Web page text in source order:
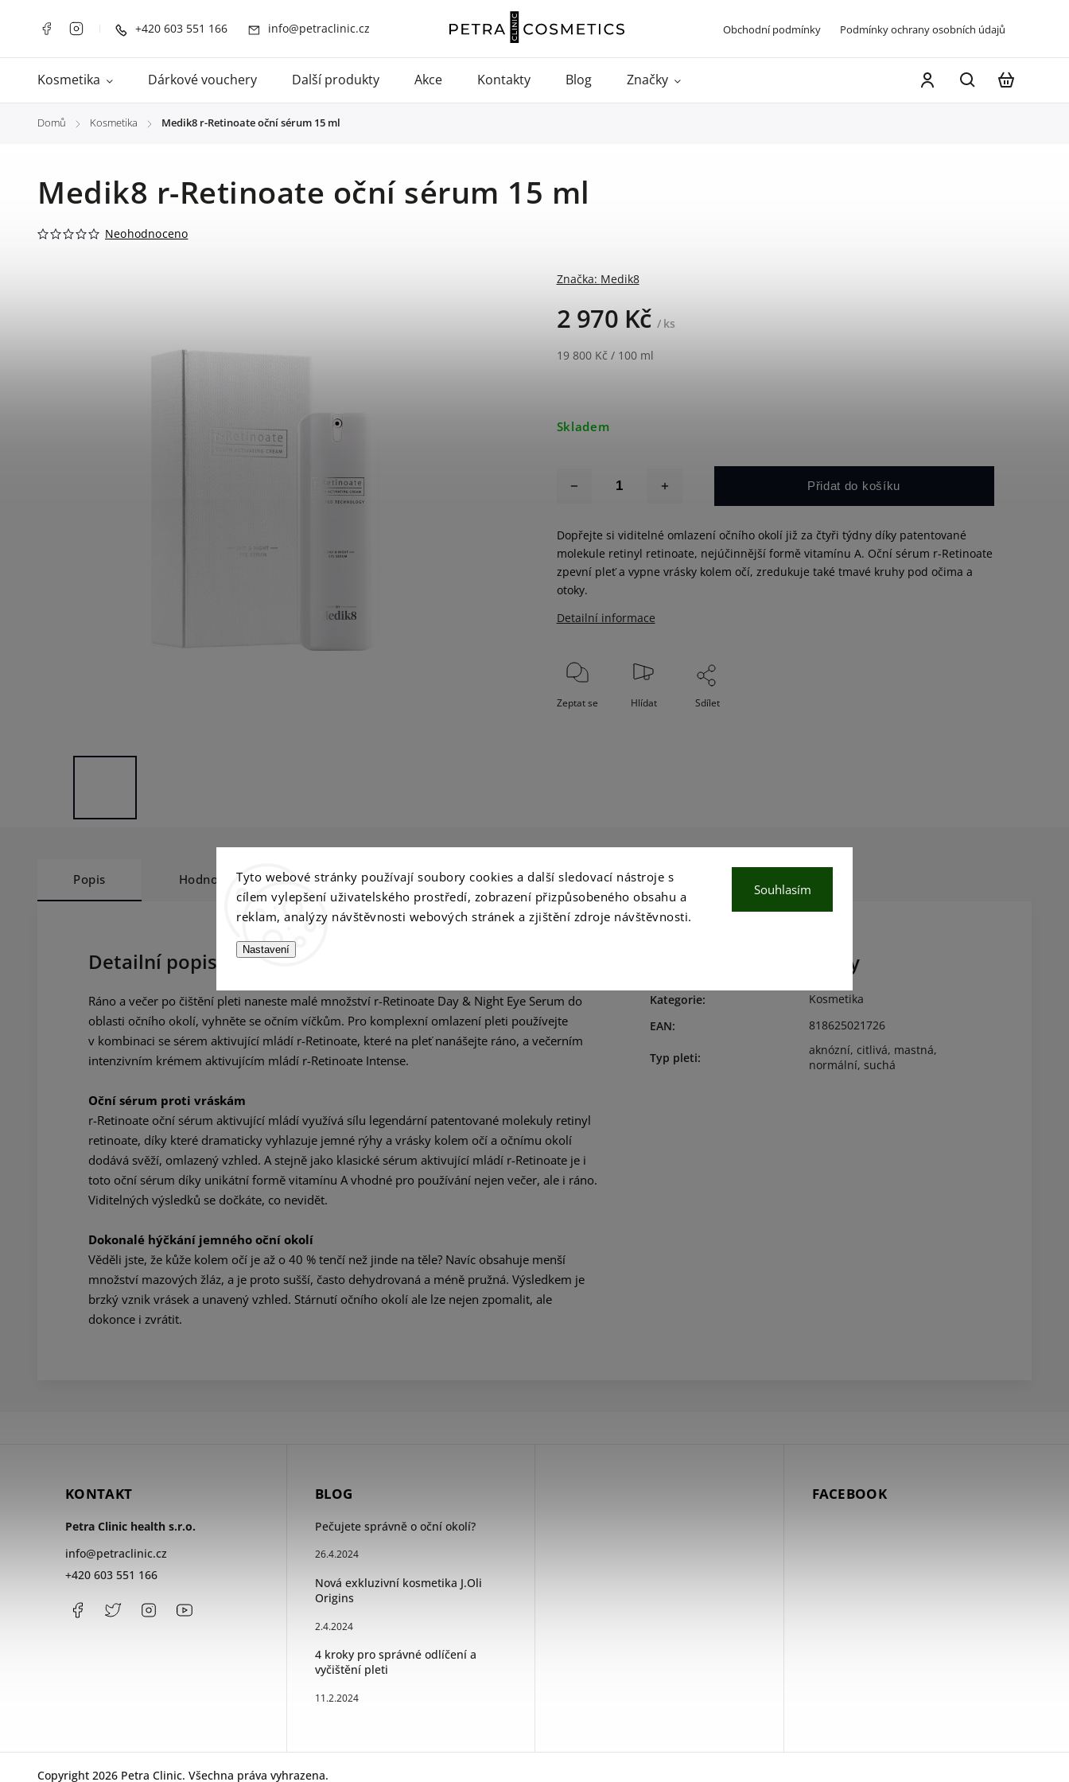
Tyto webové stránky používají soubory cookies a další sledovací nástroje s
cílem vylepšení uživatelského prostředí, zobrazení přizpůsobeného obsahu a
reklam, analýzy návštěvnosti webových stránek a zjištění zdroje návštěvnosti.
Nastavení
Souhlasím
+420 603 551 166 info@petraclinic.cz Obchodní podmínky Podmínky ochrany osobních údajů
Kosmetika Dárkové vouchery Další produkty Akce Kontakty Blog Značky
Domů / Kosmetika / Medik8 r-Retinoate oční sérum 15 ml
Medik8 r-Retinoate oční sérum 15 ml
Neohodnoceno
Značka: Medik8
2 970 Kč / ks
19 800 Kč / 100 ml
Skladem
Přidat do košíku
Dopřejte si viditelné omlazení očního okolí již za čtyři týdny díky patentované
molekule retinyl retinoate, nejúčinnější formě vitamínu A. Oční sérum r-Retinoate
zpevní pleť a vypne vrásky kolem očí, zredukuje také tmavé kruhy pod očima a
otoky.
Detailní informace
Zeptat se Hlídat Sdílet
Popis Hodnocení Diskuze
Detailní popis produktu
Ráno a večer po čištění pleti naneste malé množství r-Retinoate Day & Night Eye Serum do
oblasti očního okolí, vyhněte se očním víčkům. Pro komplexní omlazení pleti používejte
v kombinaci se sérem aktivující mládí r-Retinoate, které na pleť nanášejte ráno, a večerním
intenzivním krémem aktivujícím mládí r-Retinoate Intense.
Oční sérum proti vráskám
r-Retinoate oční sérum aktivující mládí využívá sílu legendární patentované molekuly retinyl
retinoate, díky které dramaticky vyhlazuje jemné rýhy a vrásky kolem očí a očnímu okolí
dodává svěží, omlazený vzhled. A stejně jako klasické sérum aktivující mládí r-Retinoate je i
toto oční sérum díky unikátní formě vitamínu A vhodné pro používání nejen večer, ale i ráno.
Viditelných výsledků se dočkáte, co nevidět.
Dokonalé hýčkání jemného oční okolí
Věděli jste, že kůže kolem očí je až o 40 % tenčí než jinde na těle? Navíc obsahuje menší
množství mazových žláz, a je proto sušší, často dehydrovaná a méně pružná. Výsledkem je
brzký vznik vrásek a unavený vzhled. Stárnutí očního okolí ale lze nejen zpomalit, ale
dokonce i zvrátit.
Doplňkové parametry
Kategorie:
Kosmetika
EAN: 818625021726
Typ pleti:
aknózní, citlivá, mastná,
normální, suchá
KONTAKT
Petra Clinic health s.r.o.
info@petraclinic.cz
+420 603 551 166
FacebookPetraClinicInstagram
BLOG
Pečujete správně o oční okolí?
26.4.2024
Nová exkluzivní kosmetika J.Oli
Origins
2.4.2024
4 kroky pro správné odlíčení a
vyčištění pleti
11.2.2024
FACEBOOK
Copyright 2026 Petra Clinic. Všechna práva vyhrazena.